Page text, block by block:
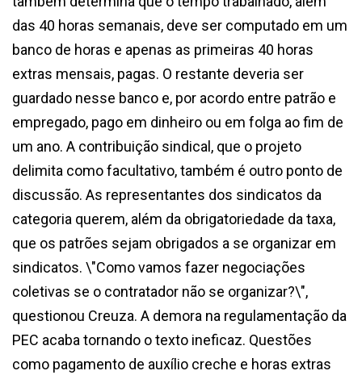
das 40 horas semanais, deve ser computado em um
banco de horas e apenas as primeiras 40 horas
extras mensais, pagas. O restante deveria ser
guardado nesse banco e, por acordo entre patrão e
empregado, pago em dinheiro ou em folga ao fim de
um ano. A contribuição sindical, que o projeto
delimita como facultativo, também é outro ponto de
discussão. As representantes dos sindicatos da
categoria querem, além da obrigatoriedade da taxa,
que os patrões sejam obrigados a se organizar em
sindicatos. \"Como vamos fazer negociações
coletivas se o contratador não se organizar?\",
questionou Creuza. A demora na regulamentação da
PEC acaba tornando o texto ineficaz. Questões
como pagamento de auxílio creche e horas extras